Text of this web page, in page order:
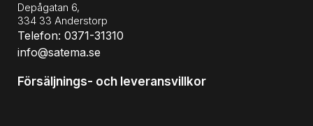
Depågatan 6,
334 33 Anderstorp
Telefon: 0371-31310
info@satema.se
Försäljnings- och leveransvillkor